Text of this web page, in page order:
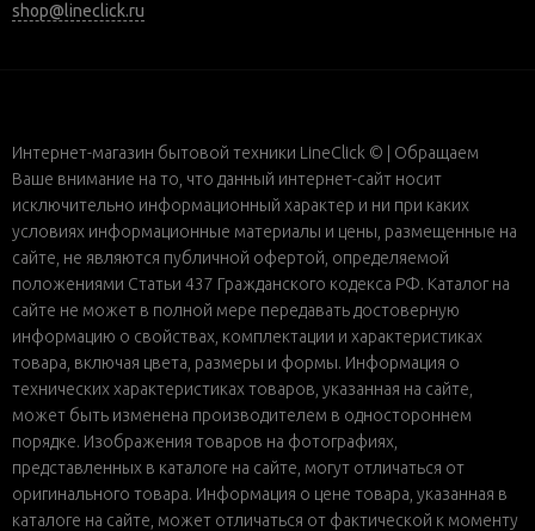
shop@lineclick.ru
Интернет-магазин бытовой техники LineClick © | Обращаем
Ваше внимание на то, что данный интернет-сайт носит
исключительно информационный характер и ни при каких
условиях информационные материалы и цены, размещенные на
сайте, не являются публичной офертой, определяемой
положениями Статьи 437 Гражданского кодекса РФ. Каталог на
сайте не может в полной мере передавать достоверную
информацию о свойствах, комплектации и характеристиках
товара, включая цвета, размеры и формы. Информация о
технических характеристиках товаров, указанная на сайте,
может быть изменена производителем в одностороннем
порядке. Изображения товаров на фотографиях,
представленных в каталоге на сайте, могут отличаться от
оригинального товара. Информация о цене товара, указанная в
каталоге на сайте, может отличаться от фактической к моменту